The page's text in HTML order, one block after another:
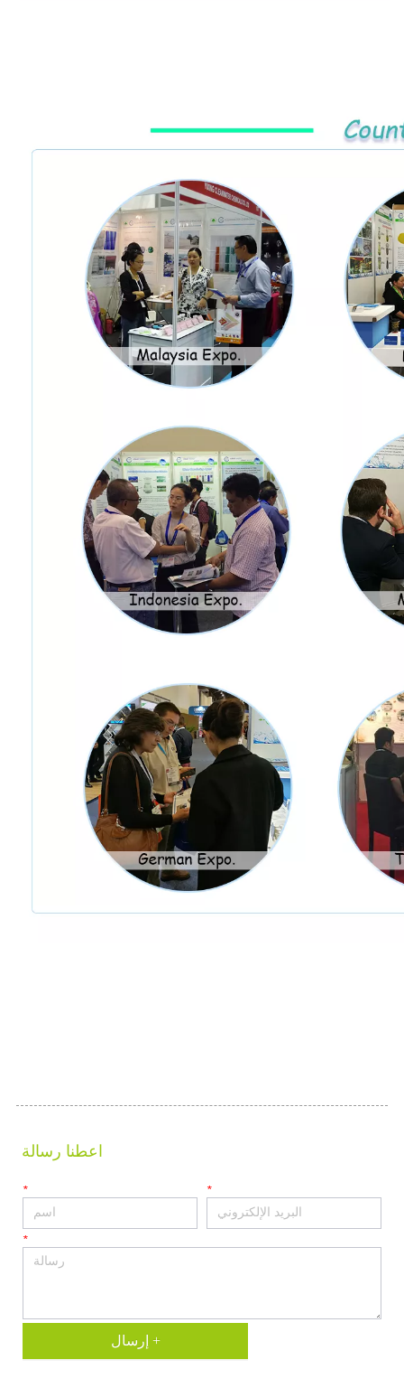
اعطنا رسالة
* *
*
إرسال +